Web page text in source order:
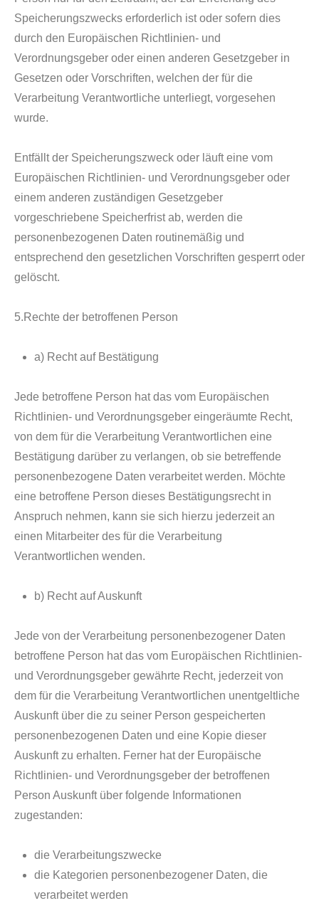
Speicherungszwecks erforderlich ist oder sofern dies
durch den Europäischen Richtlinien- und
Verordnungsgeber oder einen anderen Gesetzgeber in
Gesetzen oder Vorschriften, welchen der für die
Verarbeitung Verantwortliche unterliegt, vorgesehen
wurde.
Entfällt der Speicherungszweck oder läuft eine vom
Europäischen Richtlinien- und Verordnungsgeber oder
einem anderen zuständigen Gesetzgeber
vorgeschriebene Speicherfrist ab, werden die
personenbezogenen Daten routinemäßig und
entsprechend den gesetzlichen Vorschriften gesperrt oder
gelöscht.
5.Rechte der betroffenen Person
a) Recht auf Bestätigung
Jede betroffene Person hat das vom Europäischen
Richtlinien- und Verordnungsgeber eingeräumte Recht,
von dem für die Verarbeitung Verantwortlichen eine
Bestätigung darüber zu verlangen, ob sie betreffende
personenbezogene Daten verarbeitet werden. Möchte
eine betroffene Person dieses Bestätigungsrecht in
Anspruch nehmen, kann sie sich hierzu jederzeit an
einen Mitarbeiter des für die Verarbeitung
Verantwortlichen wenden.
b) Recht auf Auskunft
Jede von der Verarbeitung personenbezogener Daten
betroffene Person hat das vom Europäischen Richtlinien-
und Verordnungsgeber gewährte Recht, jederzeit von
dem für die Verarbeitung Verantwortlichen unentgeltliche
Auskunft über die zu seiner Person gespeicherten
personenbezogenen Daten und eine Kopie dieser
Auskunft zu erhalten. Ferner hat der Europäische
Richtlinien- und Verordnungsgeber der betroffenen
Person Auskunft über folgende Informationen
zugestanden:
die Verarbeitungszwecke
die Kategorien personenbezogener Daten, die
verarbeitet werden